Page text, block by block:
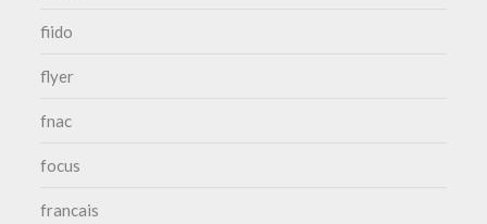
fiido
flyer
fnac
focus
francais